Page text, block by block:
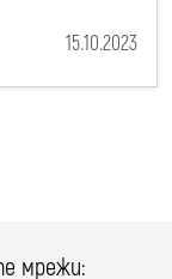
15.10.2023
мрежи: